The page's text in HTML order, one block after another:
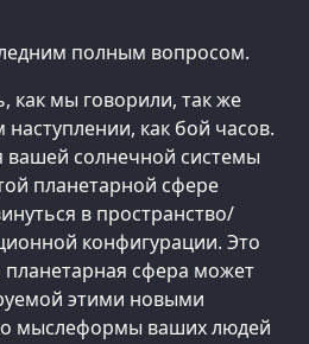
полным вопросом.
как мы говорили, так же
как бой часов.
вашей солнечной системы
планетарной сфере
в пространство/
конфигурации. Это
планетарная сфера может
этими новыми
мыслеформы ваших людей